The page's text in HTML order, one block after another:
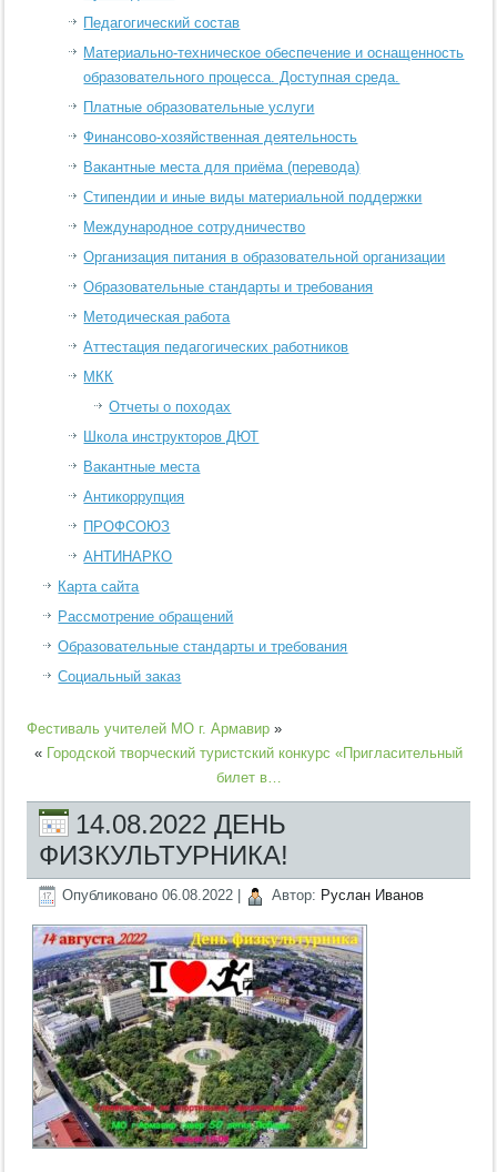
Педагогический состав
Материально-техническое обеспечение и оснащенность
образовательного процесса. Доступная среда.
Платные образовательные услуги
Финансово-хозяйственная деятельность
Вакантные места для приёма (перевода)
Стипендии и иные виды материальной поддержки
Международное сотрудничество
Организация питания в образовательной организации
Образовательные стандарты и требования
Методическая работа
Аттестация педагогических работников
МКК
Отчеты о походах
Школа инструкторов ДЮТ
Вакантные места
Антикоррупция
ПРОФСОЮЗ
АНТИНАРКО
Карта сайта
Рассмотрение обращений
Образовательные стандарты и требования
Социальный заказ
Фестиваль учителей МО г. Армавир »
« Городской творческий туристский конкурс «Пригласительный
билет в…
14.08.2022 ДЕНЬ
ФИЗКУЛЬТУРНИКА!
Опубликовано 06.08.2022 Автор: Руслан Иванов